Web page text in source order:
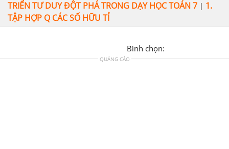
TRIỂN TƯ DUY ĐỘT PHÁ TRONG DẠY HỌC TOÁN 7 | 1.
TẬP HỢP Q CÁC SỐ HỮU TỈ
Bình chọn:
QUẢNG CÁO